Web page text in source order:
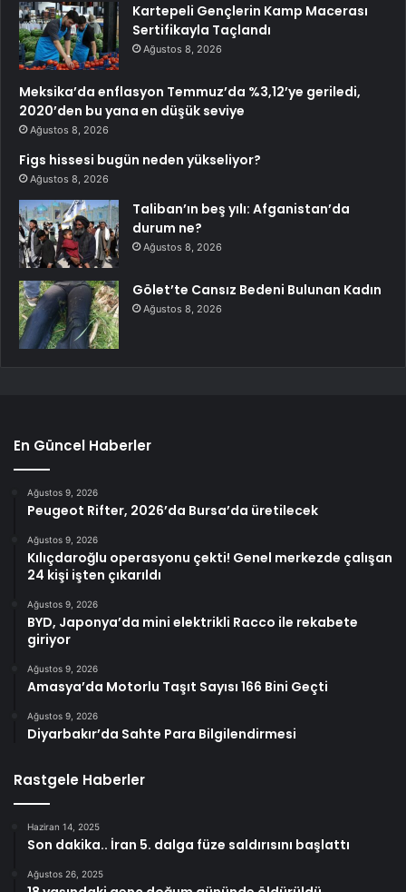
Kartepeli Gençlerin Kamp Macerası
Sertifikayla Taçlandı
Ağustos 8, 2026
Meksika’da enflasyon Temmuz’da %3,12’ye geriledi,
2020’den bu yana en düşük seviye
Ağustos 8, 2026
Figs hissesi bugün neden yükseliyor?
Ağustos 8, 2026
Taliban’ın beş yılı: Afganistan’da
durum ne?
Ağustos 8, 2026
Gölet’te Cansız Bedeni Bulunan Kadın
Ağustos 8, 2026
En Güncel Haberler
Ağustos 9, 2026
Peugeot Rifter, 2026’da Bursa’da üretilecek
Ağustos 9, 2026
Kılıçdaroğlu operasyonu çekti! Genel merkezde çalışan
24 kişi işten çıkarıldı
Ağustos 9, 2026
BYD, Japonya’da mini elektrikli Racco ile rekabete
giriyor
Ağustos 9, 2026
Amasya’da Motorlu Taşıt Sayısı 166 Bini Geçti
Ağustos 9, 2026
Diyarbakır’da Sahte Para Bilgilendirmesi
Rastgele Haberler
Haziran 14, 2025
Son dakika.. İran 5. dalga füze saldırısını başlattı
Ağustos 26, 2025